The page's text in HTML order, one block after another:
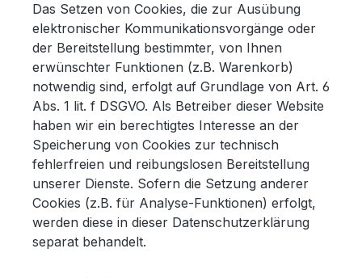
Das Setzen von Cookies, die zur Ausübung
elektronischer Kommunikationsvorgänge oder
der Bereitstellung bestimmter, von Ihnen
erwünschter Funktionen (z.B. Warenkorb)
notwendig sind, erfolgt auf Grundlage von Art. 6
Abs. 1 lit. f DSGVO. Als Betreiber dieser Website
haben wir ein berechtigtes Interesse an der
Speicherung von Cookies zur technisch
fehlerfreien und reibungslosen Bereitstellung
unserer Dienste. Sofern die Setzung anderer
Cookies (z.B. für Analyse-Funktionen) erfolgt,
werden diese in dieser Datenschutzerklärung
separat behandelt.